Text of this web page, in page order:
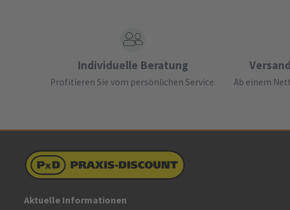
Individuelle Beratung
Profitieren Sie vom persönlichen Service. Ab einem
Aktuelle Informationen